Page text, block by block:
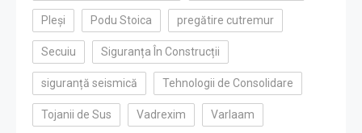
Pleși Podu Stoica pregătire cutremur
Secuiu Siguranța În Construcții
siguranță seismică Tehnologii de Consolidare
Tojanii de Sus Vadrexim Varlaam